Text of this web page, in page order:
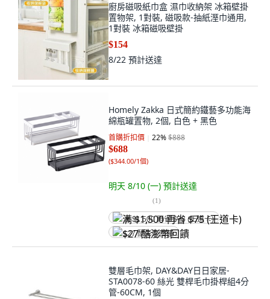
廚房磁吸紙巾盒 濕巾收納架 冰箱壁掛
置物架, 1對裝, 磁吸款-抽紙溼巾通用,
1對裝 冰箱磁吸壁掛
$154
8/22 預計送達
Homely Zakka 日式簡約鐵藝多功能海
綿瓶罐置物, 2個, 白色 + 黑色
首購折扣價 22%$888
$688
($344.00/1個)
明天 8/10 (一) 預計送達
(1)
满 $1,500 再省 $75 (王道卡)
$27 酷澎幣回饋
雙層毛巾架, DAY&DAY日日家居-
STA0078-60 絲光 雙桿毛巾掛桿組4分
管-60CM, 1個